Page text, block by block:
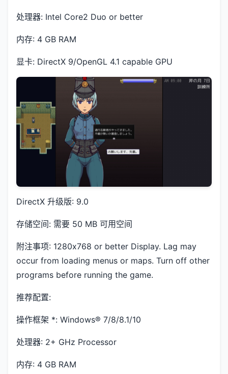
处理器: Intel Core2 Duo or better
内存: 4 GB RAM
显卡: DirectX 9/OpenGL 4.1 capable GPU
DirectX 升级版: 9.0
存储空间: 需要 50 MB 可用空间
附注事项: 1280x768 or better Display. Lag may
occur from loading menus or maps. Turn off other
programs before running the game.
推荐配置:
操作框架 *: Windows® 7/8/8.1/10
处理器: 2+ GHz Processor
内存: 4 GB RAM